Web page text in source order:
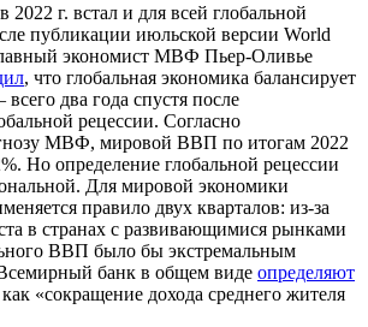
2022 г. встал и для всей глобальной
публикации июльской версии World
экономист МВФ Пьер-Оливье
, что глобальная экономика балансирует
два года спустя после
рецессии. Согласно
МВФ, мировой ВВП по итогам 2022
Но определение глобальной рецессии
Для мировой экономики
правило двух кварталов: из-за
в странах с развивающимися рынками
ВВП было бы экстремальным
банк в общем виде определяют
«сокращение дохода среднего жителя